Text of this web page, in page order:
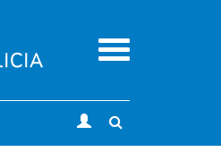
Menu
search